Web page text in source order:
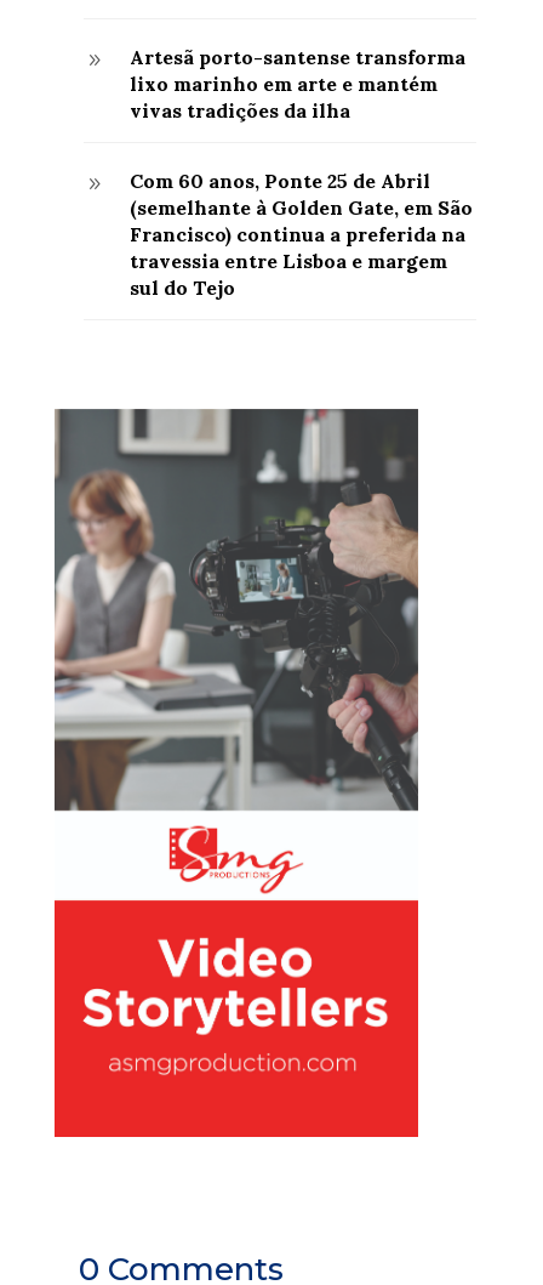
9
Artesã porto-santense transforma
lixo marinho em arte e mantém
vivas tradições da ilha
9
Com 60 anos, Ponte 25 de Abril
(semelhante à Golden Gate, em São
Francisco) continua a preferida na
travessia entre Lisboa e margem
sul do Tejo
0 Comments